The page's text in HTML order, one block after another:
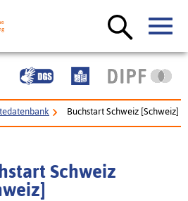
Buchstart Schweiz [Schweiz]
Schweiz